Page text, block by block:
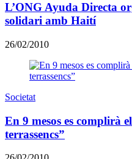
L’ONG Ayuda Directa
solidari amb Haití
26/02/2010
Societat
En 9 mesos es complirà
terrassencs”